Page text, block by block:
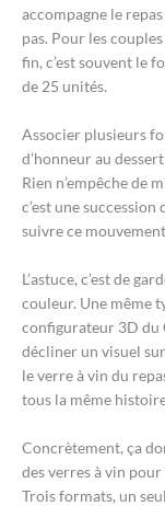
accompagne le
pas. Pour les
fin, c’est souvent le
de 25 unités.
Associer plusieurs
d’honneur au dessert
Rien n’empêche de
c’est une
suivre ce
L’astuce, c’est de
couleur. Une même
configurateur 3D du
décliner un visuel
le verre à vin du
tous la même
Concrètement, ça
des verres à vin
Trois formats, un